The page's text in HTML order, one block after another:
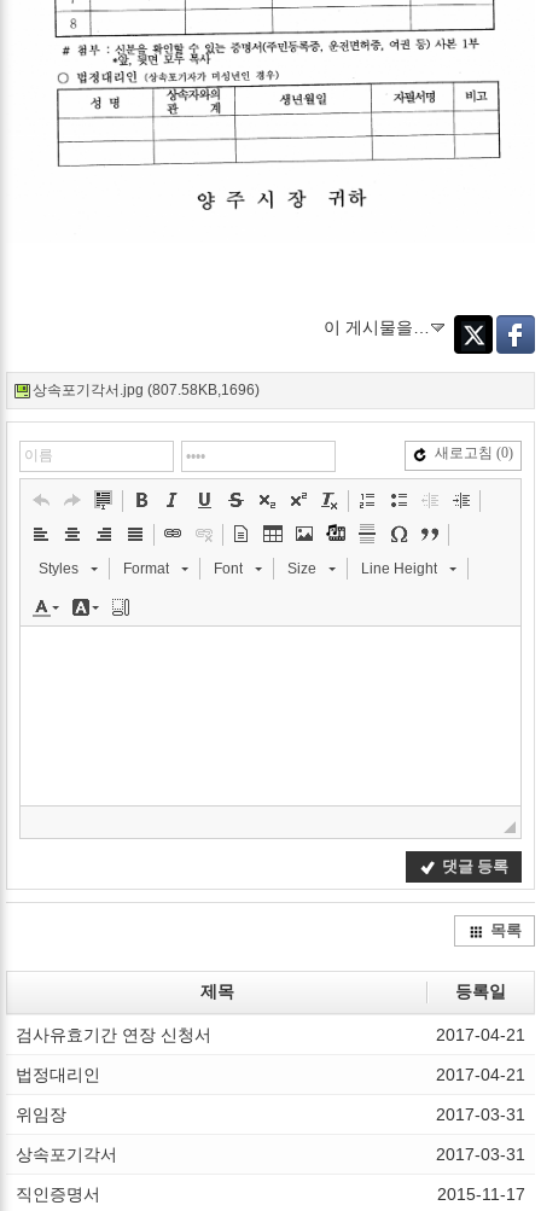
이 게시물을…
Twitter
상속포기각서.jpg (807.58KB,1696)
새로고침 (0)
Styles Format Font Size Line Height
댓글 등록
목록
제목 등록일
검사유효기간 연장 신청서 2017-04-21
법정대리인 2017-04-21
위임장 2017-03-31
상속포기각서 2017-03-31
직인증명서 2015-11-17